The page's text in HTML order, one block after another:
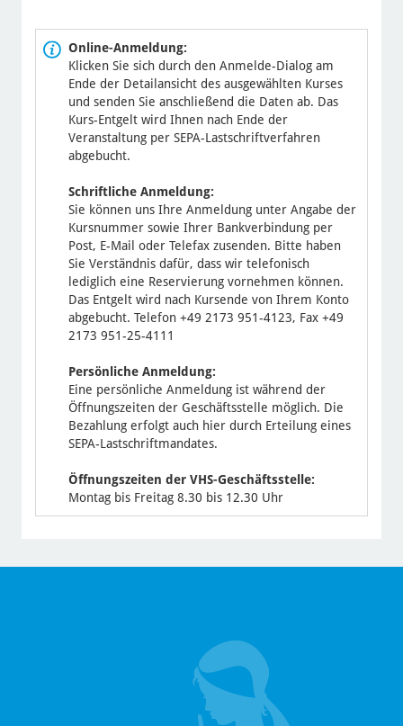
Online-Anmeldung:
Klicken Sie sich durch den Anmelde-Dialog am
Ende der Detailansicht des ausgewählten Kurses
und senden Sie anschließend die Daten ab. Das
Kurs-Entgelt wird Ihnen nach Ende der
Veranstaltung per SEPA-Lastschriftverfahren
abgebucht.
Schriftliche Anmeldung:
Sie können uns Ihre Anmeldung unter Angabe der
Kursnummer sowie Ihrer Bankverbindung per
Post, E-Mail oder Telefax zusenden. Bitte haben
Sie Verständnis dafür, dass wir telefonisch
lediglich eine Reservierung vornehmen können.
Das Entgelt wird nach Kursende von Ihrem Konto
abgebucht. Telefon +49 2173 951-4123, Fax +49
2173 951-25-4111
Persönliche Anmeldung:
Eine persönliche Anmeldung ist während der
Öffnungszeiten der Geschäftsstelle möglich. Die
Bezahlung erfolgt auch hier durch Erteilung eines
SEPA-Lastschriftmandates.
Öffnungszeiten der VHS-Geschäftsstelle:
Montag bis Freitag 8.30 bis 12.30 Uhr